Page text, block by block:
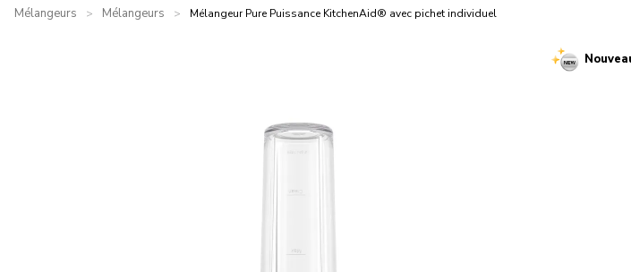
Mélangeurs > Mélangeurs > Mélangeur Pure Puissance KitchenAid® avec pichet individuel